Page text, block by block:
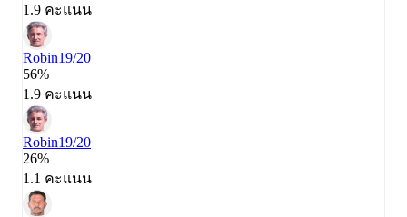
1.9 คะแนน
Robin19/20
56%
1.9 คะแนน
Robin19/20
26%
1.1 คะแนน